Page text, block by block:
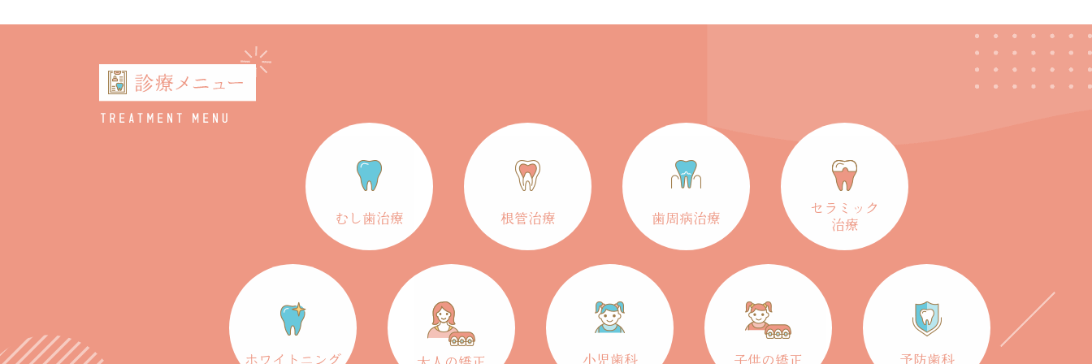
むし歯治療 根管治療 歯周病治療
セラミック
治療
ホワイトニング 小児歯科 子供の矯正 予防歯科